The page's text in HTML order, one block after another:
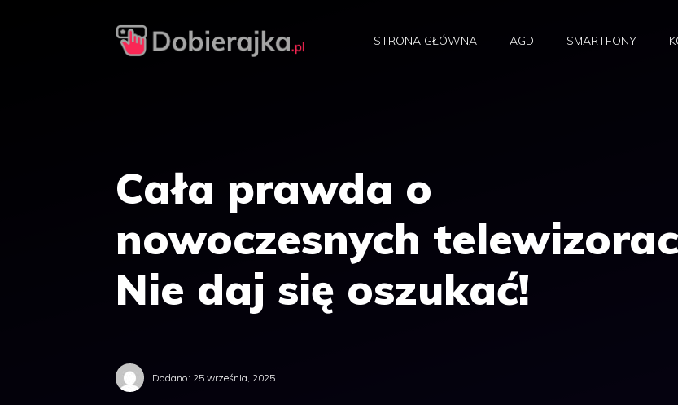
STRONA GŁÓWNA AGD SMARTFONY
Cała prawda o
nowoczesnych
Nie daj się oszukać!
Dodano: 25 września, 2025